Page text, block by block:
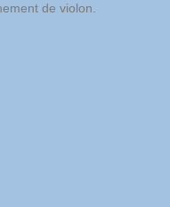
de violon.